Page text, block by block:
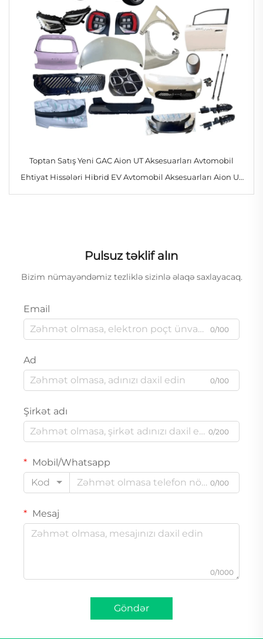
Toptan Satış Yeni GAC Aion UT Aksesuarları Avtomobil
Ehtiyat Hissələri Hibrid EV Avtomobil Aksesuarları Aion UT
Rt Tam Gövde Dəstləri
Pulsuz təklif alın
Bizim nümayəndəmiz tezliklə sizinlə əlaqə saxlayacaq.
Email
0/100
Ad
0/100
Şirkət adı
0/200
Mobil/Whatsapp
Kod
0/100
Mesaj
0/1000
Göndər